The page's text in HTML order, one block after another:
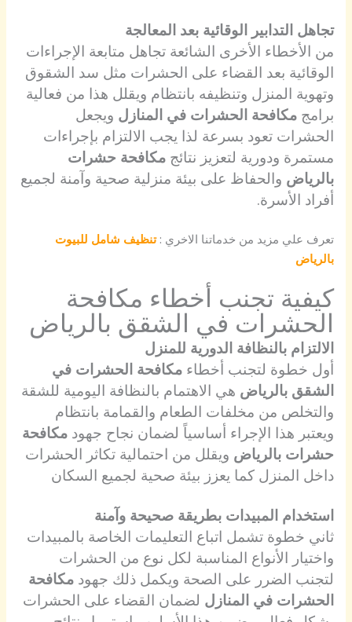
تجاهل التدابير الوقائية بعد المعالجة
من الأخطاء الأخرى الشائعة تجاهل متابعة الإجراءات
الوقائية بعد القضاء على الحشرات مثل سد الشقوق
وتهوية المنزل وتنظيفه بانتظام ويقلل هذا من فعالية
برامجمكافحة الحشرات في المنازل ويجعل
الحشرات تعود بسرعة لذا يجب الالتزام بإجراءات
مستمرة ودورية لتعزيز نتائجمكافحة حشرات
بالرياض والحفاظ على بيئة منزلية صحية وآمنة لجميع
أفراد الأسرة.
تعرف علي مزيد من خدماتنا الاخري :تنظيف شامل للبيوت
بالرياض
كيفية تجنب أخطاء مكافحة
الحشرات في الشقق بالرياض
الالتزام بالنظافة الدورية للمنزل
أول خطوة لتجنب أخطاءمكافحة الحشرات في
الشقق بالرياض هي الاهتمام بالنظافة اليومية للشقة
والتخلص من مخلفات الطعام والقمامة بانتظام
ويعتبر هذا الإجراء أساسياً لضمان نجاح جهودمكافحة
حشرات بالرياض ويقلل من احتمالية تكاثر الحشرات
داخل المنزل كما يعزز بيئة صحية لجميع السكان
استخدام المبيدات بطريقة صحيحة وآمنة
ثاني خطوة تشمل اتباع التعليمات الخاصة بالمبيدات
واختيار الأنواع المناسبة لكل نوع من الحشرات
لتجنب الضرر على الصحة ويكمل ذلك جهودمكافحة
الحشرات في المنازل لضمان القضاء على الحشرات